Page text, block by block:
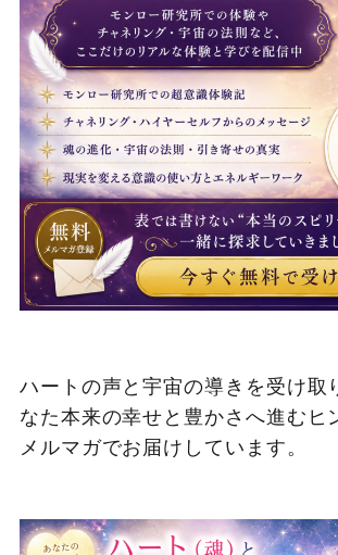
ハートの声と宇宙の導きを受け取
なた本来の幸せと豊かさへ進むヒ
メルマガでお届けしています。